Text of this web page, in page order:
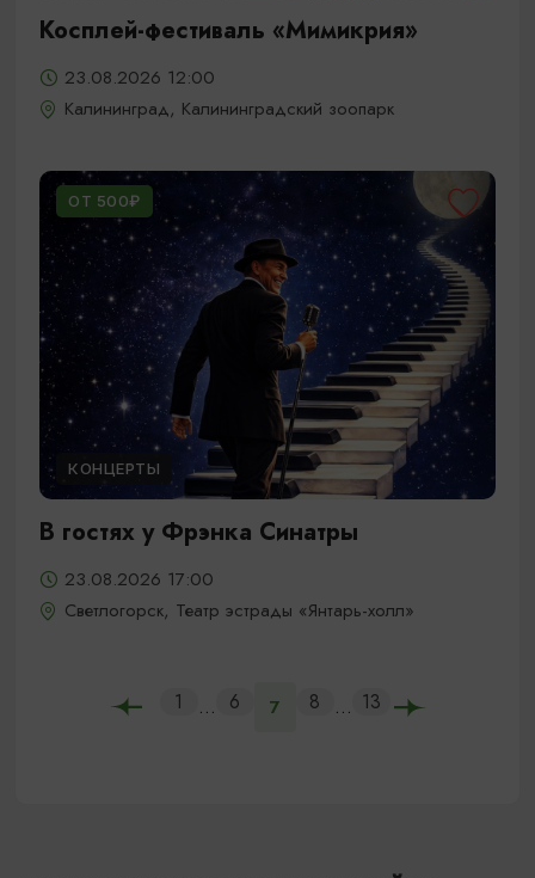
Косплей-фестиваль «Мимикрия»
23.08.2026 12:00
Калининград, Калининградский зоопарк
ОТ 500₽
КОНЦЕРТЫ
В гостях у Фрэнка Синатры
23.08.2026 17:00
Светлогорск, Театр эстрады «Янтарь-холл»
1 ... 6 7 8 ... 13